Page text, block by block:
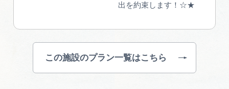
出を約束します！☆★
この施設のプラン一覧はこちら